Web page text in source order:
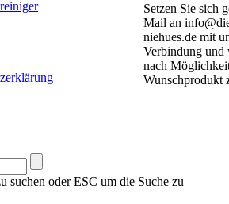
Setzen Sie sich
Mail an
niehues.de mit
Verbindung und
nach
Wunschprodukt
suchen oder ESC um die Suche zu